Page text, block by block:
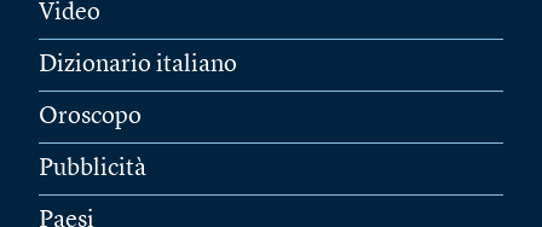
Video
Dizionario italiano
Oroscopo
Pubblicità
Paesi